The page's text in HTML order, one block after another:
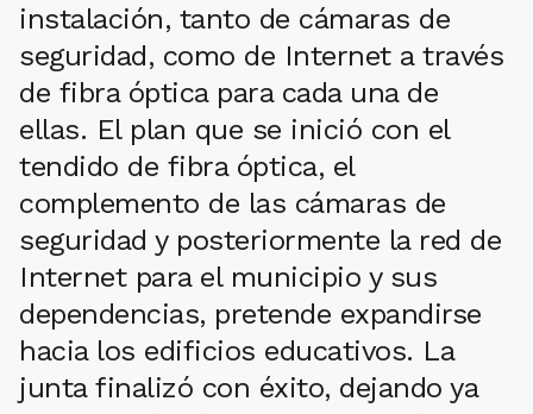
instalación, tanto de cámaras de
seguridad, como de Internet a través
de fibra óptica para cada una de
ellas. El plan que se inició con el
tendido de fibra óptica, el
complemento de las cámaras de
seguridad y posteriormente la red de
Internet para el municipio y sus
dependencias, pretende expandirse
hacia los edificios educativos. La
junta finalizó con éxito, dejando ya